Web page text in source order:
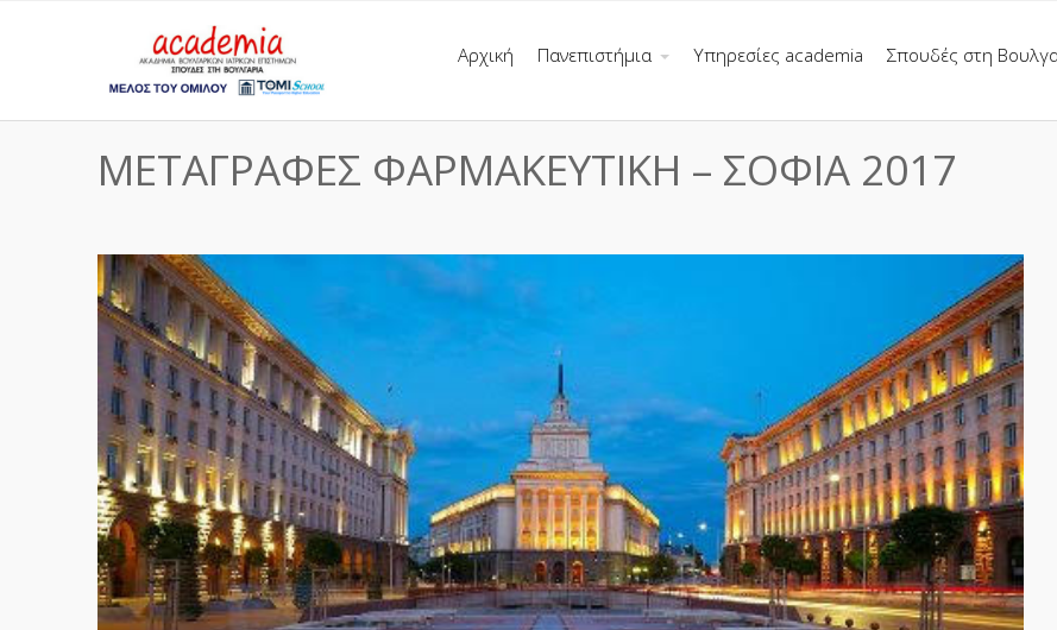
Αρχική Πανεπιστήμια Υπηρεσίες academia Σπουδές στη
ΜΕΤΑΓΡΑΦΕΣ ΦΑΡΜΑΚΕΥΤΙΚΗ – ΣΟΦΙΑ 2017